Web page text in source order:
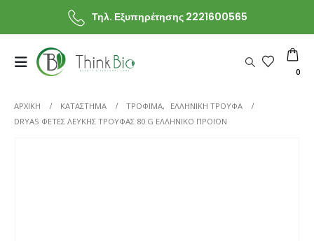
Τηλ. Εξυπηρέτησης 2221600565
0
ΑΡΧΙΚΗ ΚΑΤΆΣΤΗΜΑ ΤΡΟΦΙΜΑ,
ΕΛΛΗΝΙΚΗ ΤΡΟΥΦΑ
DRYAS ΦΈΤΕΣ ΛΕΥΚΉΣ ΤΡΟΎΦΑΣ 80 G ΕΛΛΗΝΙΚΌ ΠΡΟΪΌΝ